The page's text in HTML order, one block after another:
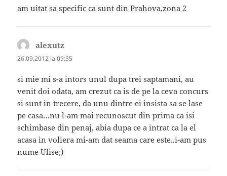
am uitat sa specific ca sunt din Prahova,zona 2
alexutz
26.09.2012 la 09:35
si mie mi s-a intors unul dupa trei saptamani, au
venit doi odata, am crezut ca is de pe la ceva concurs
si sunt in trecere, da unu dintre ei insista sa se lase
pe casa…nu l-am mai recunoscut din prima ca isi
schimbase din penaj, abia dupa ce a intrat ca la el
acasa in voliera mi-am dat seama care este..i-am pus
nume Ulise;)